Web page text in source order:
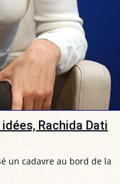
Rachida Dati
un cadavre au bord de la